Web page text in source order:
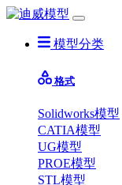
模型分类
格式
Solidworks模型
CATIA模型
UG模型
PROE模型
STL模型